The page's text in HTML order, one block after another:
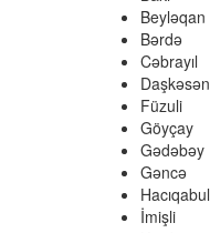
Beyləqan
Bərdə
Cəbrayıl
Daşkəsən
Füzuli
Göyçay
Gədəbəy
Gəncə
Hacıqabul
İmişli